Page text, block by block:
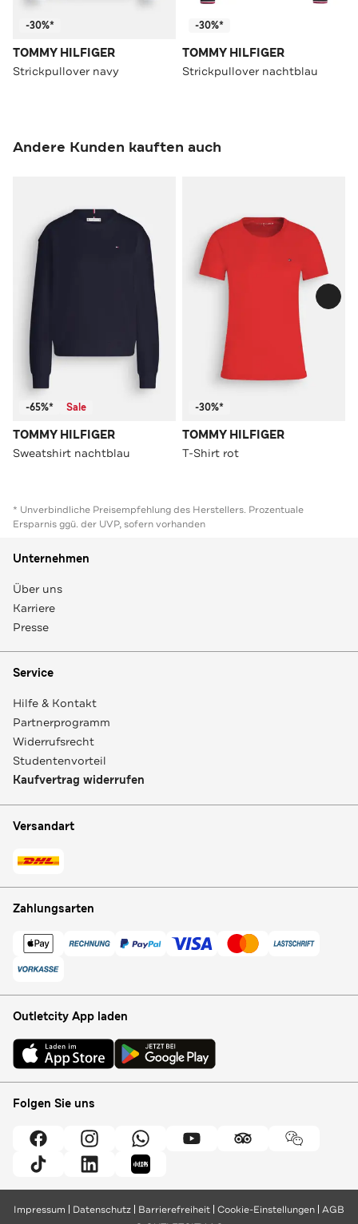
-30%*
TOMMY HILFIGER
Strickpullover navy
-30%*
TOMMY HILFIGER
Strickpullover nachtblau
Andere Kunden kauften auch
-65%* Sale
TOMMY HILFIGER
Sweatshirt nachtblau
-30%*
TOMMY HILFIGER
T-Shirt rot
* Unverbindliche Preisempfehlung des Herstellers. Prozentuale
Ersparnis ggü. der UVP, sofern vorhanden
Unternehmen
Über uns
Karriere
Presse
Service
Hilfe & Kontakt
Partnerprogramm
Widerrufsrecht
Studentenvorteil
Kaufvertrag widerrufen
Versandart
Zahlungsarten
Outletcity App laden
Folgen Sie uns
Impressum Datenschutz Barrierefreiheit Cookie-Einstellungen AGB